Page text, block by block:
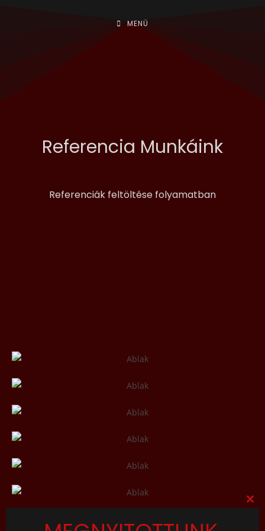
MENÜ
Referencia Munkáink
Referenciák feltöltése folyamatban
Close